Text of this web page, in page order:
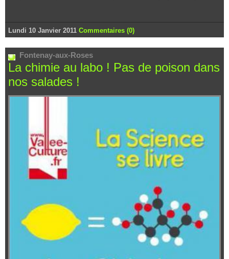
Lundi 10 Janvier 2011 Commentaires (0)
Fontenay-aux-Roses
La chimie au labo ! Pas de poison dans
nos salades !